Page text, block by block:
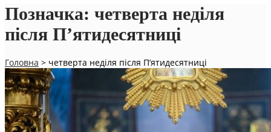
Позначка: четверта неділя
після П’ятидесятниці
Головна > четверта неділя після П’ятидесятниці